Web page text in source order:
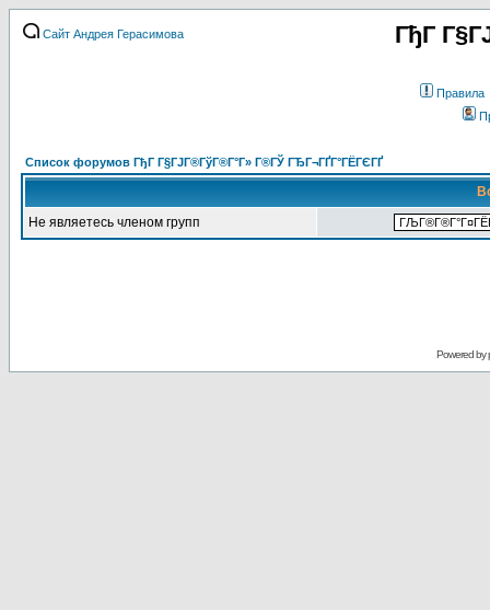
Сайт Андрея Герасимова ГђГ
Правила
Список форумов ГђГ Г§ГЈГ®ГўГ®Г°Г» Г®ГЎ ГЂГ¬ГҐГ°ГЁГЄГҐ
Не являетесь членом групп
Powered by